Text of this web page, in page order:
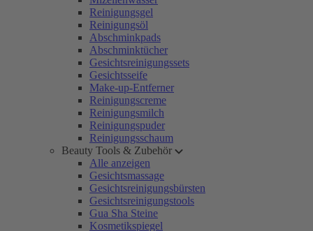
Reinigungsgel
Reinigungsöl
Abschminkpads
Abschminktücher
Gesichtsreinigungssets
Gesichtsseife
Make-up-Entferner
Reinigungscreme
Reinigungsmilch
Reinigungspuder
Reinigungsschaum
Beauty Tools & Zubehör
Alle anzeigen
Gesichtsmassage
Gesichtsreinigungsbürsten
Gesichtsreinigungstools
Gua Sha Steine
Kosmetikspiegel